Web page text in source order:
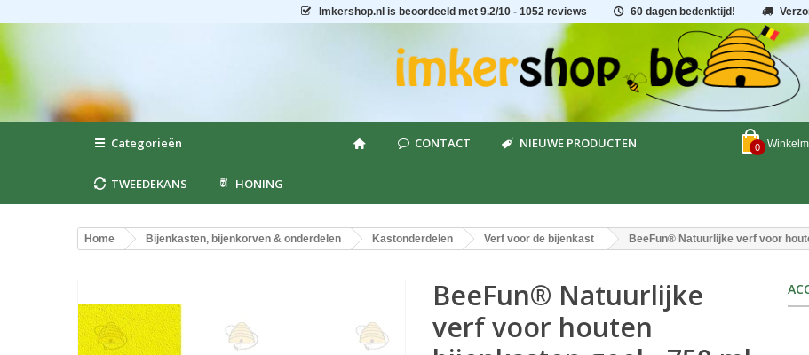
Imkershop.nl is beoordeeld met 9.2/10 - 1052 reviews 60 dagen bedenktijd!
0
Categorieën CONTACT NIEUWE PRODUCTEN
TWEEDEKANS HONING
Home Bijenkasten, bijenkorven & onderdelen Kastonderdelen Verf voor de bijenkast BeeFun® Natuurlijke verf voor
BeeFun® Natuurlijke
verf voor houten